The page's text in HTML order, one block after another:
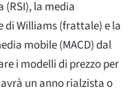
la media
di Williams (frattale) e la
mobile (MACD) dal
i modelli di prezzo per
un anno rialzista o